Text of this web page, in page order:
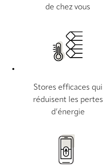
de chez vous
Stores efficaces qui
réduisent les pertes
d’énergie